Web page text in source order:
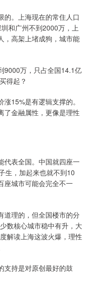
的。上海现在的常住人口
和广州不到2000万，上
，高架上堵成狗，城市能
9000万，只占全国14.1亿
得起？
15%是有逻辑支撑的。
了金融属性，更像是理性
代表全国。中国就四座一
生，加起来也就不到10
座城市可能会完全不一
道理的，但全国楼市的分
数核心城市稳中有升，大
解读上海这波火爆，理性
支持是对原创最好的鼓